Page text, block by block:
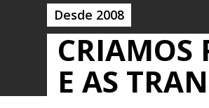
Desde 2008
CRIAMOS
E AS